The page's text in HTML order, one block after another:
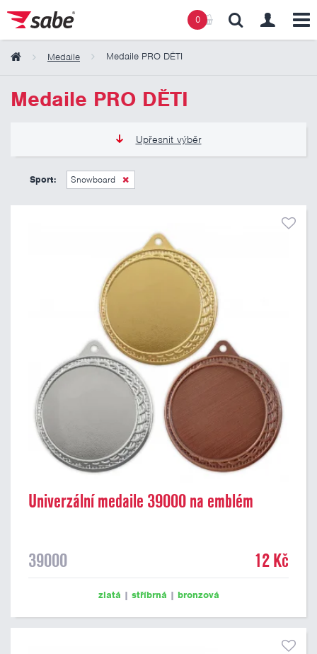
0
Medaile Medaile PRO DĚTI
Medaile PRO DĚTI
Upřesnit výběr
Pouze skladem
12 Kč
Sport: Snowboard
Univerzální medaile 39000 na emblém
39000 12 Kč
zlatá | stříbrná | bronzová
Obsah košíku